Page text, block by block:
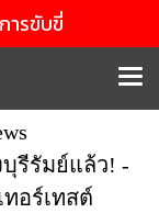
ารขับขี่
รีรัมย์แล้ว! -
อร์เทสต์